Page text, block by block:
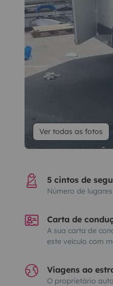
Ver todas as fotos
5 cintos de
Número de
Carta de
A sua carta de
este veículo com
Viagens ao
O proprietário